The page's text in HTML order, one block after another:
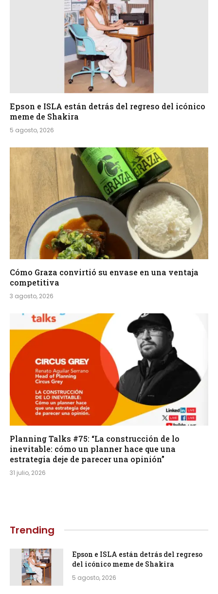
Epson e ISLA están detrás del regreso del icónico
meme de Shakira
5 agosto, 2026
Cómo Graza convirtió su envase en una ventaja
competitiva
3 agosto, 2026
Planning Talks #75: “La construcción de lo
inevitable: cómo un planner hace que una
estrategia deje de parecer una opinión”
31 julio, 2026
Trending
Epson e ISLA están detrás del regreso
del icónico meme de Shakira
5 agosto, 2026